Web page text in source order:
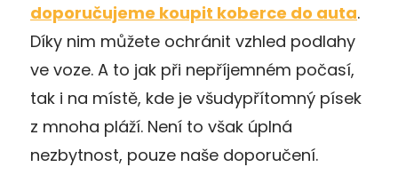
doporučujeme koupit koberce do auta.
Díky nim můžete ochránit vzhled podlahy
ve voze. A to jak při nepříjemném počasí,
tak i na místě, kde je všudypřítomný písek
z mnoha pláží. Není to však úplná
nezbytnost, pouze naše doporučení.